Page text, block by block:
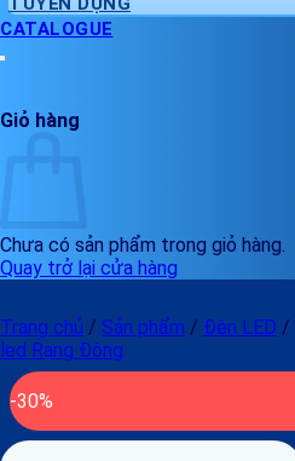
CATALOGUE
Giỏ hàng
Chưa có sản phẩm trong giỏ hàng.
Quay trở lại cửa hàng
Trang chủ / Sản phẩm / Đèn LED /
led Rạng Đông
-30%